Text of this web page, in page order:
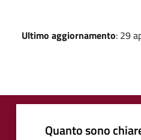
Ultimo aggiornamento: 29
Quanto sono